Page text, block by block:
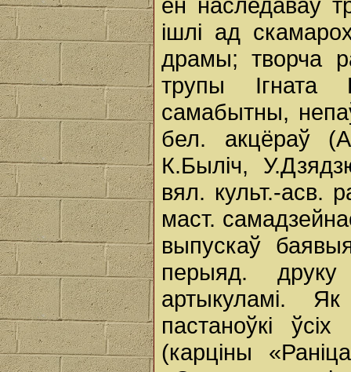
ішлі ад
драмы; творча
трупы Ігната
самабытны,
бел. акцёраў
К.Быліч,
вял. культ.-асв.
маст.
выпускаў
перыяд. друку
артыкуламі.
пастаноўкі
(карціны